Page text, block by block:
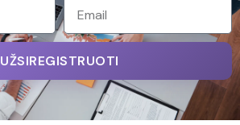
UŽSIREGISTRUOTI